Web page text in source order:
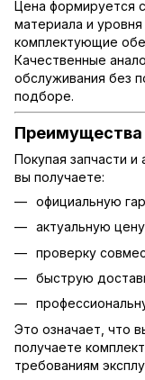
Цена формируется
материала и
комплектующие
Качественные
обслуживания без
подборе.
Преимущества
Покупая запчасти и
вы получаете:
официальную
актуальную
проверку
быструю
Это означает, что
получаете
требованиям